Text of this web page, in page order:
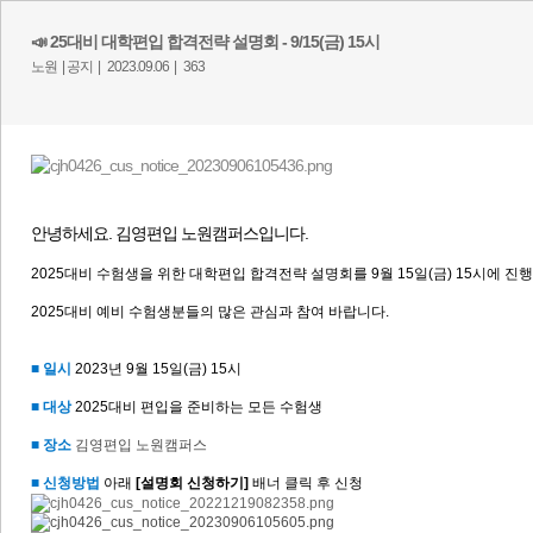
📣 25대비 대학편입 합격전략 설명회 - 9/15(금) 15시
노원 | 공지 | 2023.09.06 | 363
안녕하세요. 김영편입 노원캠퍼스입니다.
2025대비 수험생을 위한 대학편입 합격전략 설명회를 9월 15일(금) 15시에 진
2025대비 예비 수험생분들의 많은 관심과 참여 바랍니다.
■ 일시 2023년 9월 15일(금) 15시
■ 대상 2025대비 편입을 준비하는 모든 수험생
■ 장소 김영편입 노원캠퍼스
■ 신청방법 아래 [설명회 신청하기] 배너 클릭 후 신청